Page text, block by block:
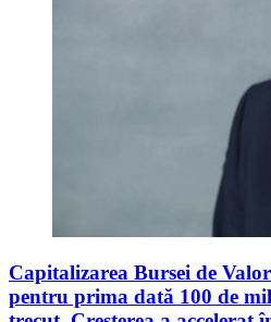
Capitalizarea Bursei de
pentru prima dată 100 de
trecut. Creșterea a accelerat